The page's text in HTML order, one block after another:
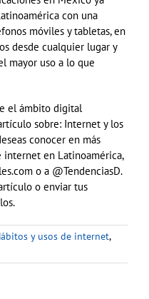
con una
móviles y tabletas, en
desde cualquier lugar y
mayor uso a lo que
el ámbito digital
sobre: Internet y los
conocer en más
internet en Latinoamérica,
o a @TendenciasD.
o enviar tus
y usos de internet,